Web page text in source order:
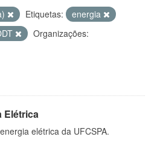
Etiquetas:
energia
Organizações:
Elétrica
elétrica da UFCSPA.